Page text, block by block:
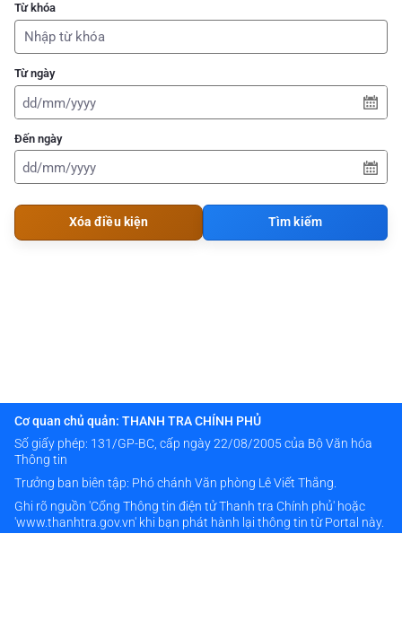
Từ khóa
Từ ngày
Đến ngày
Xóa điều kiện Tìm kiếm
Cơ quan chủ quản: THANH TRA CHÍNH PHỦ
Số giấy phép: 131/GP-BC, cấp ngày 22/08/2005 của Bộ Văn hóa
Thông tin
Trưởng ban biên tập: Phó chánh Văn phòng Lê Viết Thắng.
Ghi rõ nguồn 'Cổng Thông tin điện tử Thanh tra Chính phủ' hoặc
'www.thanhtra.gov.vn' khi bạn phát hành lại thông tin từ Portal này.